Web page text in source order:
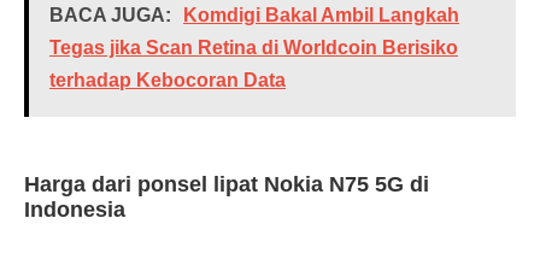
BACA JUGA:
Komdigi Bakal Ambil Langkah
Tegas jika Scan Retina di Worldcoin Berisiko
terhadap Kebocoran Data
Harga dari ponsel lipat Nokia N75 5G di
Indonesia